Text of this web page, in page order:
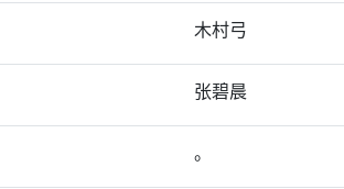
木村弓
张碧晨
。